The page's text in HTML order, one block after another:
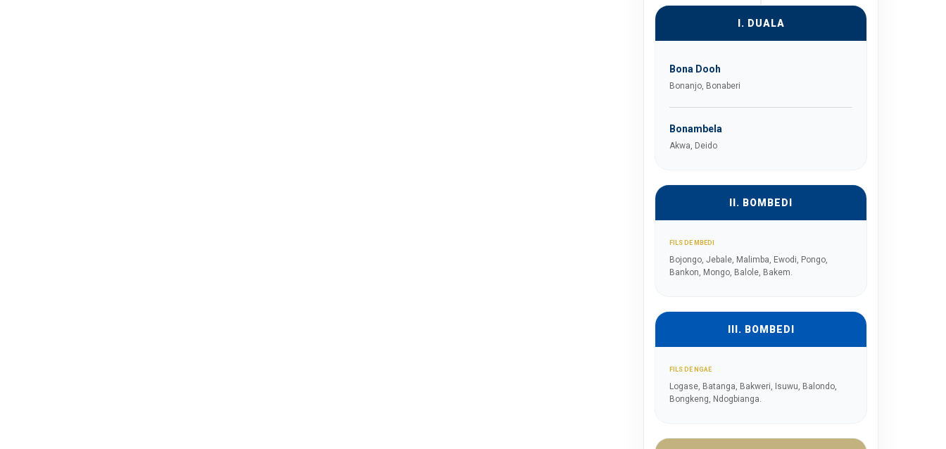
I. DUALA
Bona Dooh
Bonanjo, Bonaberi
Bonambela
Akwa, Deido
II. BOMBEDI
FILS DE MBEDI
Bojongo, Jebale, Malimba, Ewodi, Pongo,
Bankon, Mongo, Balole, Bakem.
III. BOMBEDI
FILS DE NGAE
Logase, Batanga, Bakweri, Isuwu, Balondo,
Bongkeng, Ndogbianga.